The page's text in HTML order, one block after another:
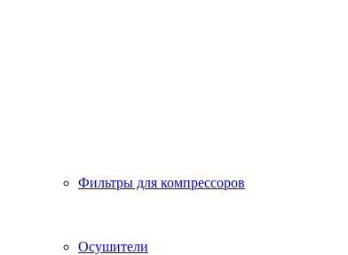
Фильтры для компрессоров
Осушители